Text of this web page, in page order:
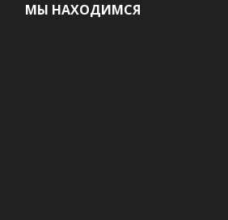
МЫ НАХОДИМСЯ